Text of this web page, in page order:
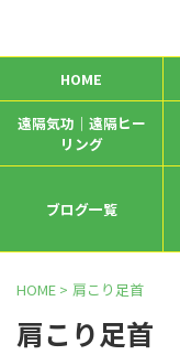
HOME
遠隔気功｜遠隔ヒー
リング
ブログ一覧
HOME > 肩こり足首
肩こり足首